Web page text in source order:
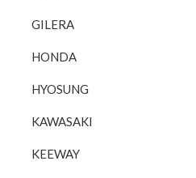
GILERA
HONDA
HYOSUNG
KAWASAKI
KEEWAY